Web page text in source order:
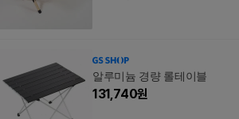
알루미늄 경량 롤테이블
131,740원